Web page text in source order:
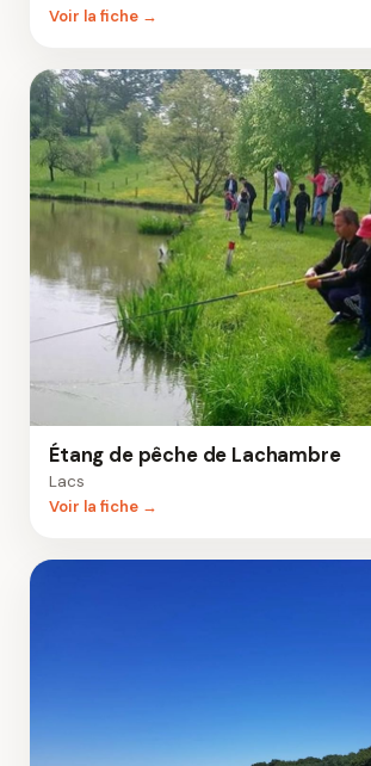
Voir la fiche →
Étang de pêche de Lachambre
Lacs
Voir la fiche →